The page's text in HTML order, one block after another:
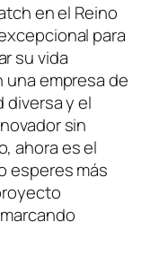
en el Reino
para
su vida
una empresa de
diversa y el
sin
ahora es el
esperes más